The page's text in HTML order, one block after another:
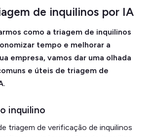
de inquilinos por IA
como a triagem de inquilinos
tempo e melhorar a
empresa, vamos dar uma olhada
e úteis de triagem de
inquilino
triagem de verificação de inquilinos